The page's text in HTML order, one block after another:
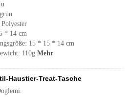
* 14 cm
15 * 15 * 14 cm
110g Mehr
Haustier-Treat-Tasche